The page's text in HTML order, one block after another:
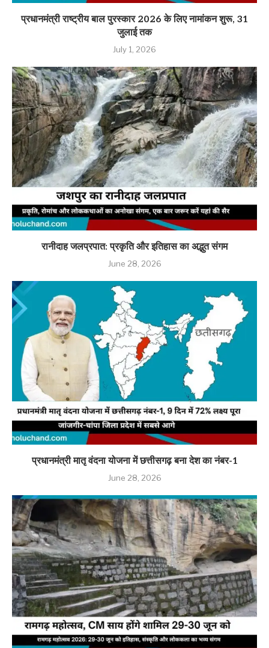
प्रधानमंत्री राष्ट्रीय बाल पुरस्कार 2026 के लिए नामांकन शुरू, 31
जुलाई तक
July 1, 2026
रानीदाह जलप्रपात: प्रकृति और इतिहास का अद्भुत संगम
June 28, 2026
प्रधानमंत्री मातृ वंदना योजना में छत्तीसगढ़ बना देश का नंबर-1
June 28, 2026